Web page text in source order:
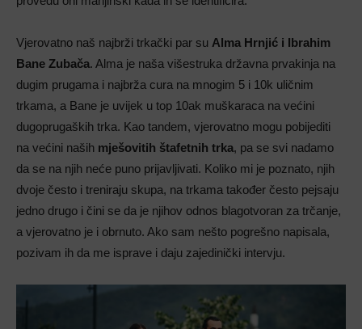
Vjerovatno naš najbrži trkački par su Alma Hrnjić i Ibrahim
Bane Zubača. Alma je naša višestruka državna prvakinja na
dugim prugama i najbrža cura na mnogim 5 i 10k uličnim
trkama, a Bane je uvijek u top 10ak muškaraca na većini
dugoprugaških trka. Kao tandem, vjerovatno mogu pobijediti
na većini naših mješovitih štafetnih trka, pa se svi nadamo
da se na njih neće puno prijavljivati. Koliko mi je poznato, njih
dvoje često i treniraju skupa, na trkama također često pejsaju
jedno drugo i čini se da je njihov odnos blagotvoran za trčanje,
a vjerovatno je i obrnuto. Ako sam nešto pogrešno napisala,
pozivam ih da me isprave i daju zajedinički intervju.